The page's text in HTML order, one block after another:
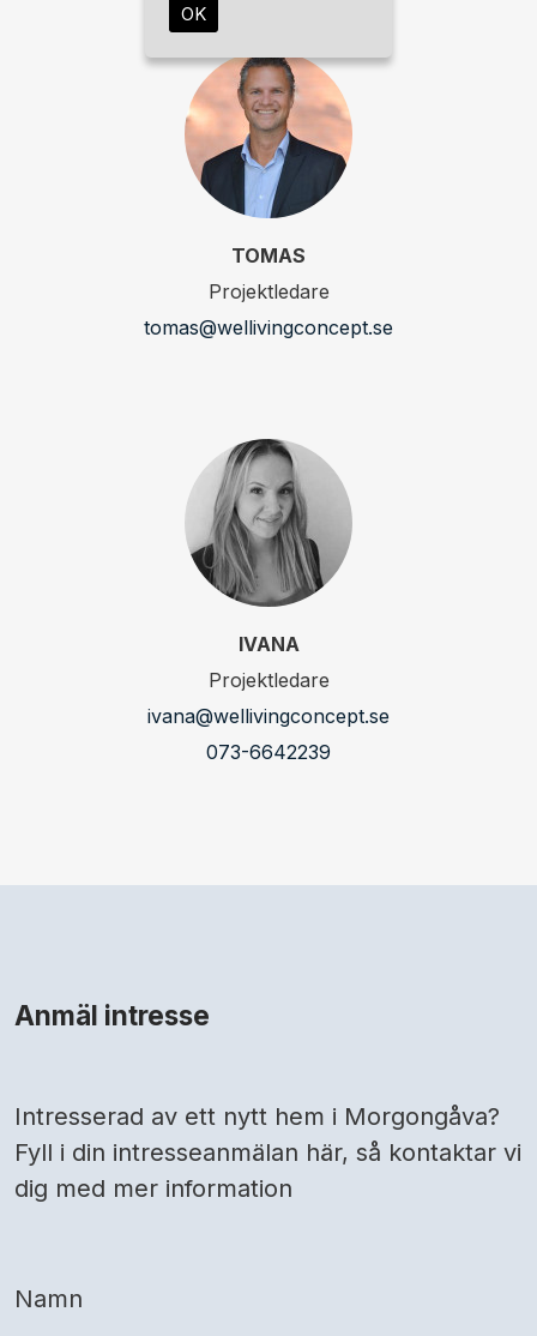
TOMAS
Projektledare
tomas@wellivingconcept.se
IVANA
Projektledare
ivana@wellivingconcept.se
073-6642239
Anmäl intresse
Intresserad av ett nytt hem i Morgongåva?
Fyll i din intresseanmälan här, så kontaktar vi
dig med mer information
Namn
OK